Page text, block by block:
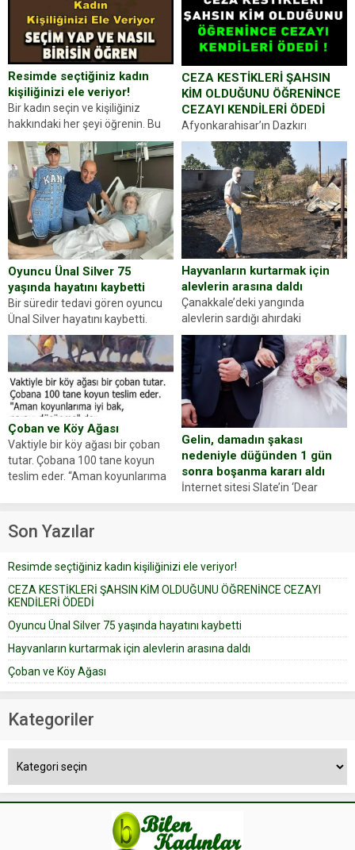
Resimde seçtiğiniz kadın
kişiliğinizi ele veriyor!
Bir kadın seçin ve kişiliğiniz
hakkındaki her şeyi öğrenin. Bu
kez karşınıza oldukça farklı bir
kişilik testiyle çıkıyoruz. Resimde
gördüğünüz kadın figürlerinden
dikkatinizi en...
CEZA KESTİKLERİ ŞAHSIN
KİM OLDUĞUNU ÖĞRENİNCE
CEZAYI KENDİLERİ ÖDEDİ
Afyonkarahisar’ın Dazkırı
ilçesinde trafik uygulaması
yapan jandarma ekipleri
durdurdukları bir otomobilin
sürücüsünden ehliyet ve ruhsat
sorup belgelerini istedi. Sürücü
Abdurrahman Ö.nün verdiği
evraklarda eksik olduğunu...
Oyuncu Ünal Silver 75
yaşında hayatını kaybetti
Bir süredir tedavi gören oyuncu
Ünal Silver hayatını kaybetti.
Haberi, oyuncunun menajerlik
ajansı duyurdu. Renda Güner,
sosyal medya hesabında “Usta
Oyuncumuz ve çok değerli
dostumuz...
Hayvanların kurtarmak için
alevlerin arasına daldı
Çanakkale’deki yangında
alevlerin sardığı ahırdaki
hayvanlarını kurtarmak isteyen
Zeki Demir (66) ölümden döndü.
Yüzünde ve ellerinde yanıklar
oluşan Demir, kâbus dolu anları
anlattı… Merkeze bağlı...
Çoban ve Köy Ağası
Vaktiyle bir köy ağası bir çoban
tutar. Çobana 100 tane koyun
teslim eder. “Aman koyunlarıma
Gelin, damadın şakası
nedeniyle düğünden 1 gün
sonra boşanma kararı aldı
İnternet sitesi Slate’in ‘Dear
Prudence’ isimli tavsiye köşesine
yapıştırdığı için düğünden...
Son Yazılar
Resimde seçtiğiniz kadın kişiliğinizi ele veriyor!
CEZA KESTİKLERİ ŞAHSIN KİM OLDUĞUNU ÖĞRENİNCE CEZAYI
KENDİLERİ ÖDEDİ
Oyuncu Ünal Silver 75 yaşında hayatını kaybetti
Hayvanların kurtarmak için alevlerin arasına daldı
Çoban ve Köy Ağası
Kategoriler